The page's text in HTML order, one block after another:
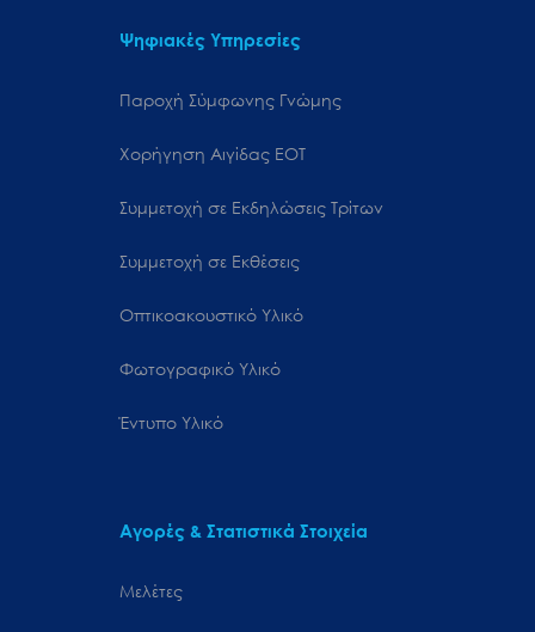
Ψηφιακές Υπηρεσίες
Παροχή Σύμφωνης Γνώμης
Χορήγηση Αιγίδας ΕΟΤ
Συμμετοχή σε Εκδηλώσεις Τρίτων
Συμμετοχή σε Εκθέσεις
Οπτικοακουστικό Υλικό
Φωτογραφικό Υλικό
Έντυπο Υλικό
Αγορές & Στατιστικά Στοιχεία
Μελέτες